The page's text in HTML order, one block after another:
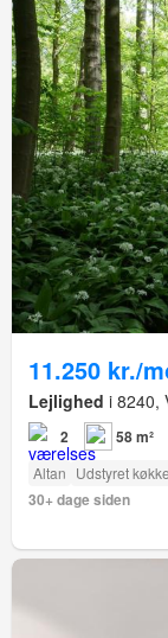
11.250 kr./
Lejlighed i 8240,
2 58 m²
Altan Udstyret
30+ dage siden